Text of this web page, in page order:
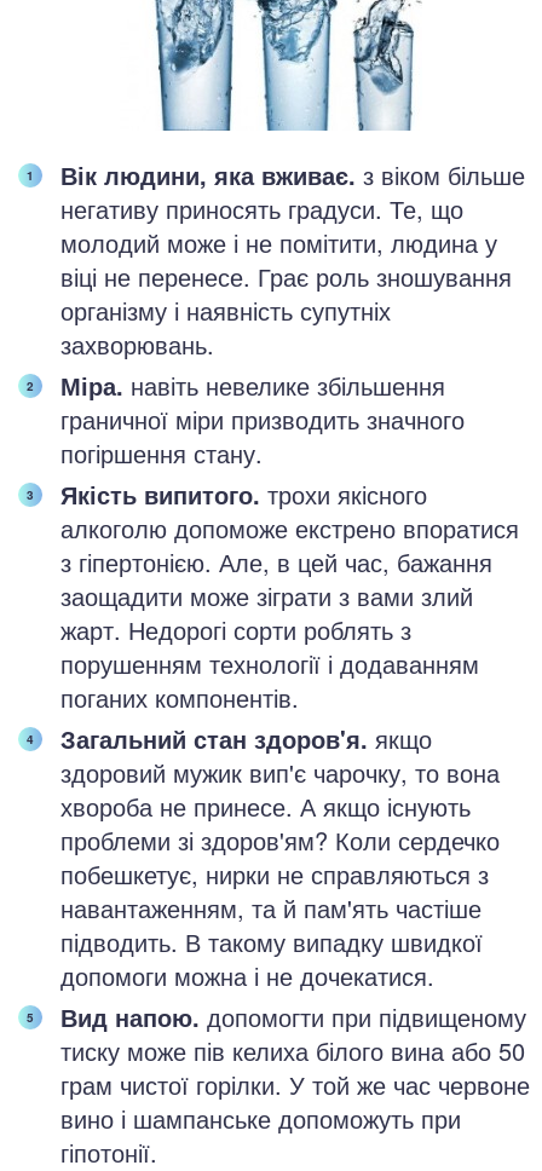
Вік людини, яка вживає. з віком більше
негативу приносять градуси. Те, що
молодий може і не помітити, людина у
віці не перенесе. Грає роль зношування
організму і наявність супутніх
захворювань.
Міра. навіть невелике збільшення
граничної міри призводить значного
погіршення стану.
Якість випитого. трохи якісного
алкоголю допоможе екстрено впоратися
з гіпертонією. Але, в цей час, бажання
заощадити може зіграти з вами злий
жарт. Недорогі сорти роблять з
порушенням технології і додаванням
поганих компонентів.
Загальний стан здоров'я. якщо
здоровий мужик вип'є чарочку, то вона
хвороба не принесе. А якщо існують
проблеми зі здоров'ям? Коли сердечко
побешкетує, нирки не справляються з
навантаженням, та й пам'ять частіше
підводить. В такому випадку швидкої
допомоги можна і не дочекатися.
Вид напою. допомогти при підвищеному
тиску може пів келиха білого вина або 50
грам чистої горілки. У той же час червоне
вино і шампанське допоможуть при
гіпотонії.